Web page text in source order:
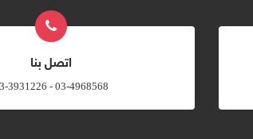
اتصل بنا
03-4968568 - 03-3931226